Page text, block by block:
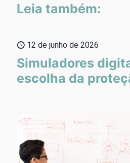
Leia também:
12 de junho de 2026
Simuladores
escolha da